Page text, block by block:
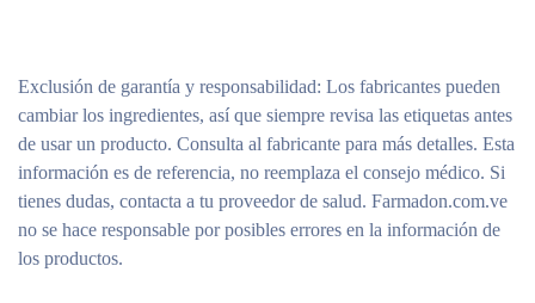
Exclusión de garantía y responsabilidad: Los fabricantes pueden
cambiar los ingredientes, así que siempre revisa las etiquetas antes
de usar un producto. Consulta al fabricante para más detalles. Esta
información es de referencia, no reemplaza el consejo médico. Si
tienes dudas, contacta a tu proveedor de salud. Farmadon.com.ve
no se hace responsable por posibles errores en la información de
los productos.